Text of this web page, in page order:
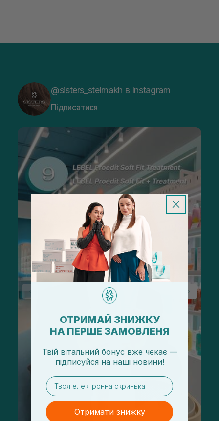
@sisters_stelmakh в Instagram
Підписатися
ОТРИМАЙ ЗНИЖКУ
НА ПЕРШЕ ЗАМОВЛЕНЯ
Твій вітальний бонус вже чекає —
підписуйся на наші новини!
email
Отримати знижку